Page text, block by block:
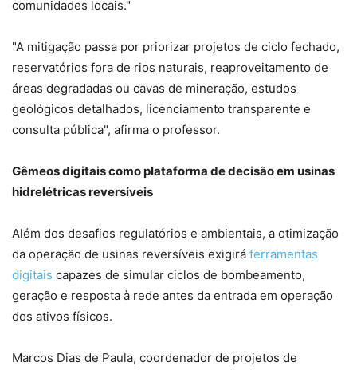
comunidades locais."
"A mitigação passa por priorizar projetos de ciclo fechado,
reservatórios fora de rios naturais, reaproveitamento de
áreas degradadas ou cavas de mineração, estudos
geológicos detalhados, licenciamento transparente e
consulta pública", afirma o professor.
Gêmeos digitais como plataforma de decisão em usinas
hidrelétricas reversíveis
Além dos desafios regulatórios e ambientais, a otimização
da operação de usinas reversíveis exigirá ferramentas
digitais capazes de simular ciclos de bombeamento,
geração e resposta à rede antes da entrada em operação
dos ativos físicos.
Marcos Dias de Paula, coordenador de projetos de